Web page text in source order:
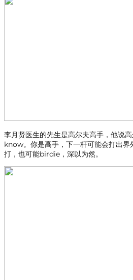
李月贤医生的先生是高尔夫高手，他说
know。你是高手，下一杆可能会打出界
打，也可能birdie，深以为然。